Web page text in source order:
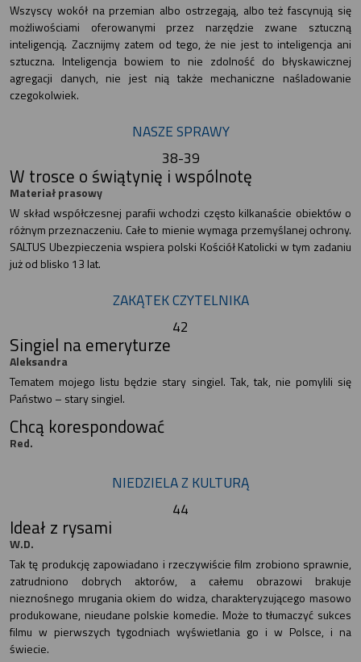
Wszyscy wokół na przemian albo ostrzegają, albo też fascynują się
możliwościami oferowanymi przez narzędzie zwane sztuczną
inteligencją. Zacznijmy zatem od tego, że nie jest to inteligencja ani
sztuczna. Inteligencja bowiem to nie zdolność do błyskawicznej
agregacji danych, nie jest nią także mechaniczne naśladowanie
czegokolwiek.
NASZE SPRAWY
38-39
W trosce o świątynię i wspólnotę
Materiał prasowy
W skład współczesnej parafii wchodzi często kilkanaście obiektów o
różnym przeznaczeniu. Całe to mienie wymaga przemyślanej ochrony.
SALTUS Ubezpieczenia wspiera polski Kościół Katolicki w tym zadaniu
już od blisko 13 lat.
ZAKĄTEK CZYTELNIKA
42
Singiel na emeryturze
Aleksandra
Tematem mojego listu będzie stary singiel. Tak, tak, nie pomylili się
Państwo – stary singiel.
Chcą korespondować
Red.
NIEDZIELA Z KULTURĄ
44
Ideał z rysami
W.D.
Tak tę produkcję zapowiadano i rzeczywiście film zrobiono sprawnie,
zatrudniono dobrych aktorów, a całemu obrazowi brakuje
nieznośnego mrugania okiem do widza, charakteryzującego masowo
produkowane, nieudane polskie komedie. Może to tłumaczyć sukces
filmu w pierwszych tygodniach wyświetlania go i w Polsce, i na
świecie.